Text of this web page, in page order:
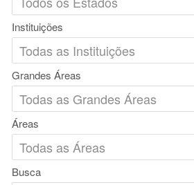
Instituições
Grandes Áreas
Áreas
Busca